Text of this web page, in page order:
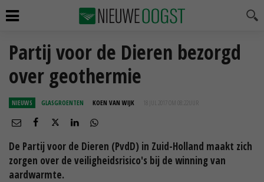
Partij voor de Dieren bezorgd
over geothermie
NIEUWS GLASGROENTEN KOEN VAN WIJK 18 JUL 2017 OM 08:22
De Partij voor de Dieren (PvdD) in Zuid-Holland maakt zich
zorgen over de veiligheidsrisico's bij de winning van
aardwarmte.